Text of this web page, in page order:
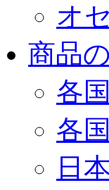
オ
商品
各
各
日